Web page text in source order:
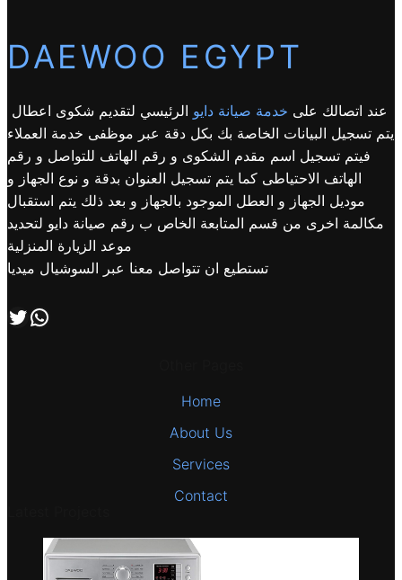
DAEWOO EGYPT
عند اتصالك على خدمة صيانة دايو الرئيسي لتقديم شكوى اعطال
يتم تسجيل البيانات الخاصة بك بكل دقة عبر موظفى خدمة العملاء
فيتم تسجيل اسم مقدم الشكوى و رقم الهاتف للتواصل و رقم
الهاتف الاحتياطى كما يتم تسجيل العنوان بدقة و نوع الجهاز و
موديل الجهاز و العطل الموجود بالجهاز و بعد ذلك يتم استقبال
مكالمة اخرى من قسم المتابعة الخاص ب رقم صيانة دايو لتحديد
موعد الزيارة المنزلية
تستطيع ان تتواصل معنا عبر السوشيال ميديا
تابعنا علي صفحة التويتر اتصل بنا علي طريق الوتساب
Home
About Us
Services
Contact